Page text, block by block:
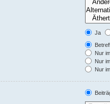
Ja
Nur
Nur
Nur